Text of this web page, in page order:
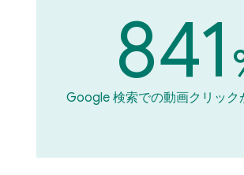
841
Google 検索での動画クリック